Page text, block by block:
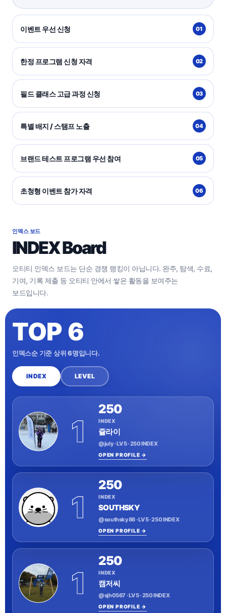
이벤트 우선 신청 01
한정 프로그램 신청 자격 02
필드 클래스 고급 과정 신청 03
특별 배지 / 스탬프 노출 04
브랜드 테스트 프로그램 우선 참여 05
초청형 이벤트 참가 자격 06
인덱스 보드
INDEX Board
오티티 인덱스 보드는 단순 경쟁 랭킹이 아닙니다. 완주, 탐색, 수료,
기여, 기록 제출 등 오티티 안에서 쌓은 활동을 보여주는
보드입니다.
TOP 6
인덱스순 기준 상위 6명입니다.
INDEX LEVEL
1
250
INDEX
쥴라이
@july · LV 5 · 250 INDEX
OPEN PROFILE →
1
250
INDEX
SOUTHSKY
@southsky86 · LV 5 · 250 INDEX
OPEN PROFILE →
1
250
INDEX
캠저씨
@sjh0567 · LV 5 · 250 INDEX
OPEN PROFILE →